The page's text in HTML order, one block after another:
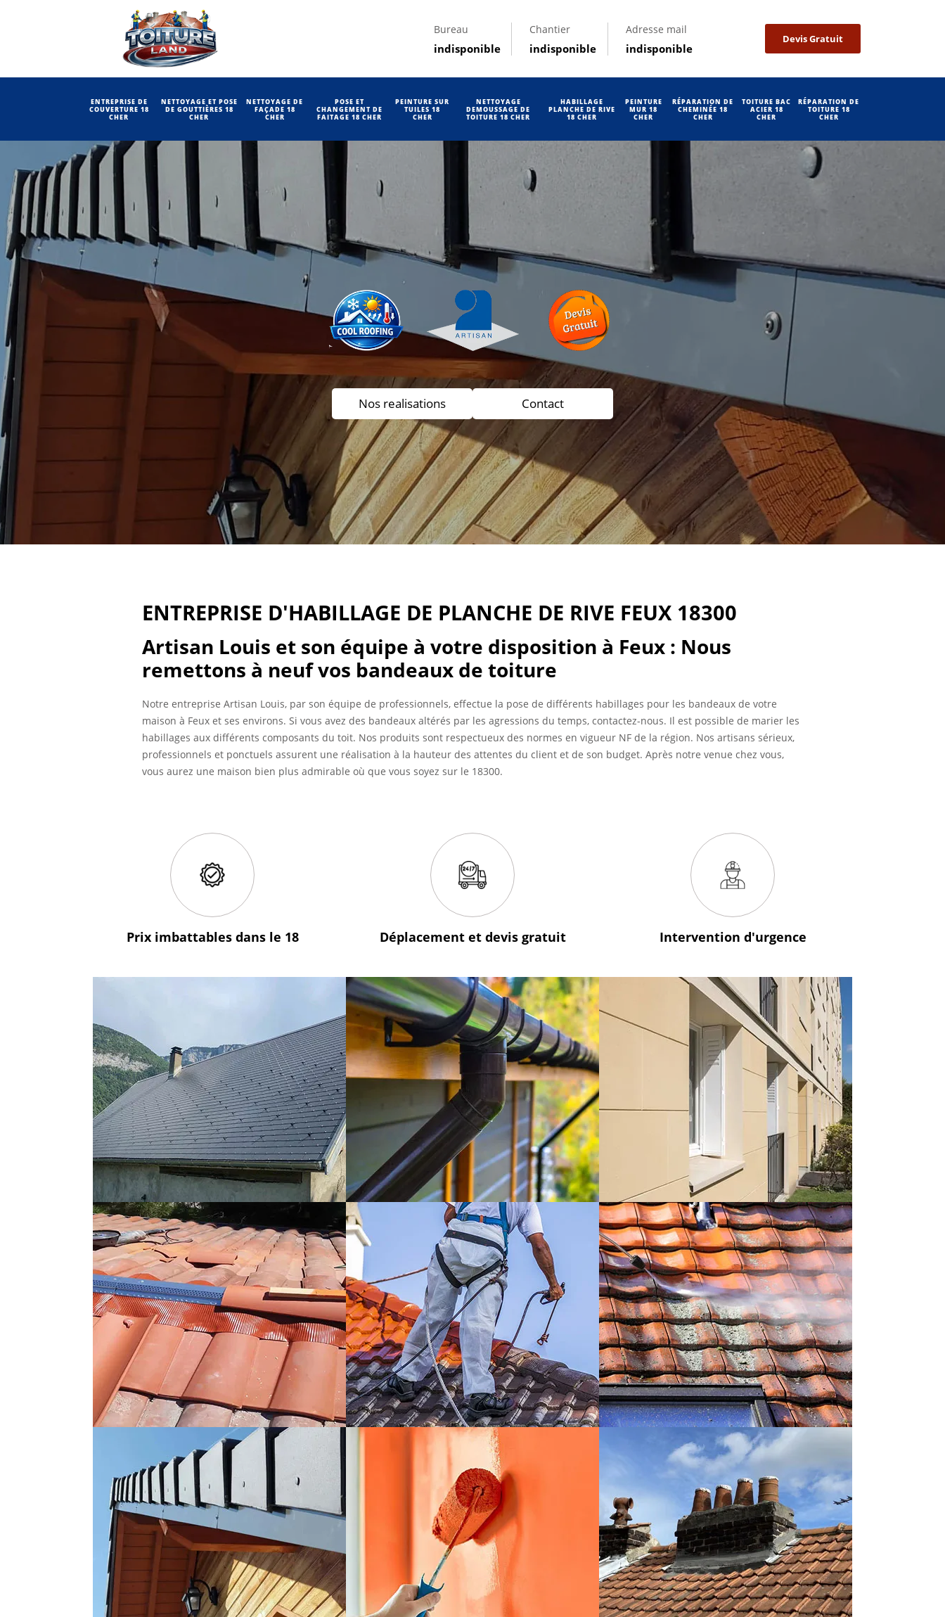
Bureau
indisponible
Chantier
indisponible
Adresse mail
indisponible
Devis Gratuit
ENTREPRISE DE
COUVERTURE 18
CHER
NETTOYAGE ET POSE
DE GOUTTIÈRES 18
CHER
NETTOYAGE DE
FAÇADE 18
CHER
POSE ET
CHANGEMENT DE
FAITAGE 18 CHER
PEINTURE SUR
TUILES 18
CHER
NETTOYAGE
DEMOUSSAGE DE
TOITURE 18 CHER
HABILLAGE
PLANCHE DE RIVE
18 CHER
PEINTURE
MUR 18
CHER
RÉPARATION DE
CHEMINÉE 18
CHER
TOITURE BAC
ACIER 18
CHER
RÉPARATION DE
TOITURE 18
CHER
Nos realisations Contact
ENTREPRISE D'HABILLAGE DE PLANCHE DE RIVE FEUX 18300
Artisan Louis et son équipe à votre disposition à Feux : Nous
remettons à neuf vos bandeaux de toiture
Notre entreprise Artisan Louis, par son équipe de professionnels, effectue la pose de différents habillages pour les bandeaux de votre
maison à Feux et ses environs. Si vous avez des bandeaux altérés par les agressions du temps, contactez-nous. Il est possible de marier les
habillages aux différents composants du toit. Nos produits sont respectueux des normes en vigueur NF de la région. Nos artisans sérieux,
professionnels et ponctuels assurent une réalisation à la hauteur des attentes du client et de son budget. Après notre venue chez vous,
vous aurez une maison bien plus admirable où que vous soyez sur le 18300.
Prix imbattables dans le 18 Déplacement et devis gratuit Intervention d'urgence